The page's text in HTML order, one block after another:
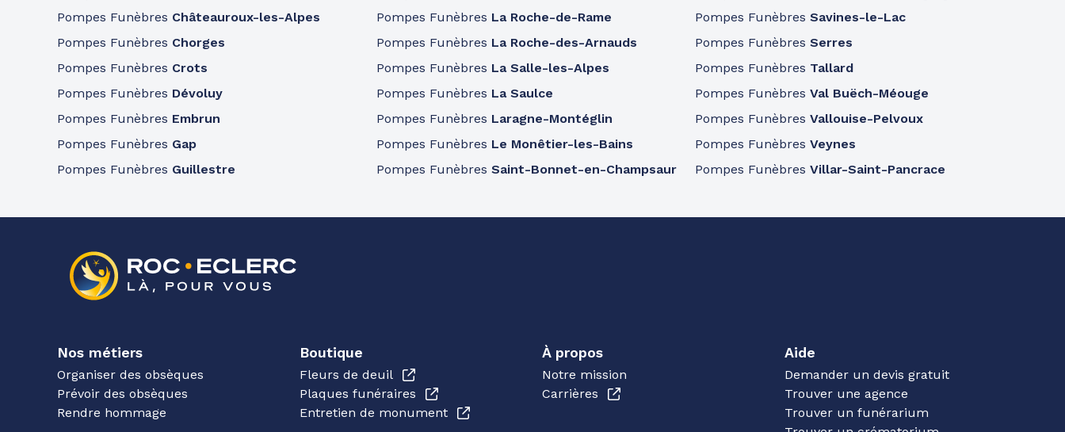
Pompes Funèbres Châteauroux-les-Alpes
Pompes Funèbres Chorges
Pompes Funèbres Crots
Pompes Funèbres Dévoluy
Pompes Funèbres Embrun
Pompes Funèbres Gap
Pompes Funèbres Guillestre
Pompes Funèbres La Roche-de-Rame
Pompes Funèbres La Roche-des-Arnauds
Pompes Funèbres La Salle-les-Alpes
Pompes Funèbres La Saulce
Pompes Funèbres Laragne-Montéglin
Pompes Funèbres Le Monêtier-les-Bains
Pompes Funèbres Saint-Bonnet-en-Champsaur
Pompes FunèbresSavines-le-Lac
Pompes FunèbresSerres
Pompes Funèbres Tallard
Pompes FunèbresVal Buëch-Méouge
Pompes FunèbresVallouise-Pelvoux
Pompes FunèbresVeynes
Pompes FunèbresVillar-Saint-Pancrace
Nos métiers
Organiser des obsèques
Prévoir des obsèques
Rendre hommage
Boutique
Fleurs de deuil
Plaques funéraires
Entretien de monument
À propos
Notre mission
Carrières
Aide
Demander un devis gratuit
Trouver une agence
Trouver un funérarium